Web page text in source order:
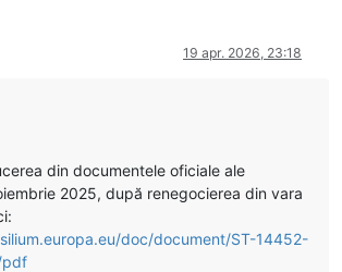
19 apr. 2026, 23:18
din documentele oficiale ale
2025, după renegocierea din vara
doc/document/ST-14452-
pdf